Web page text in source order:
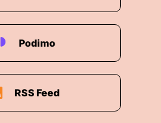
Podimo
RSS Feed